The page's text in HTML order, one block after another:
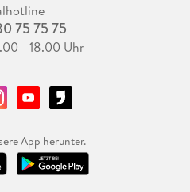
75 75 75
- 18.00 Uhr
App herunter.